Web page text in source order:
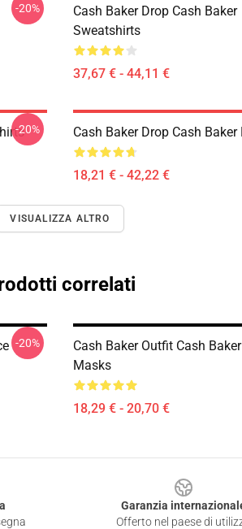
-20%
Cash Baker Drop Cash Baker
Sweatshirts
37,67 € - 44,11 €
-20% Cash Baker Drop Cash Baker
18,21 € - 42,22 €
VISUALIZZA ALTRO
correlati
-20%
Cash Baker Outfit Cash
Masks
18,29 € - 20,70 €
Garanzia
Offerto nel paese di